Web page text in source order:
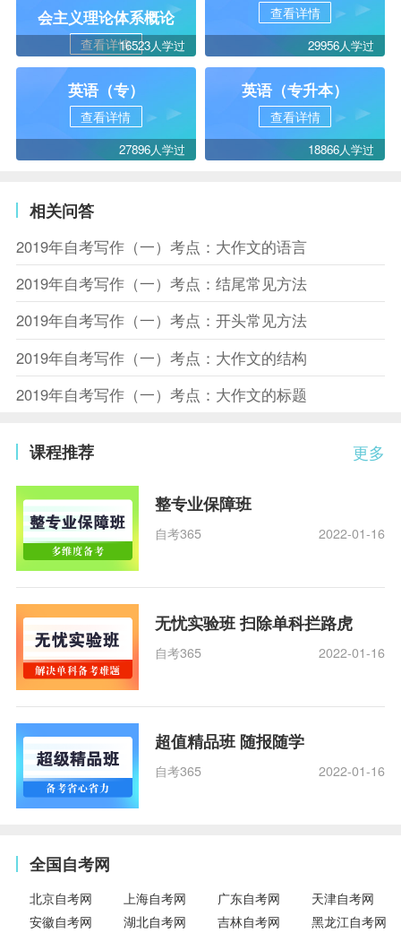
会主义理论体系概论
查看详情16523人学过
查看详情
29956人学过
英语（专）
查看详情
27896人学过
英语（专升本）
查看详情
18866人学过
相关问答
2019年自考写作（一）考点：大作文的语言
2019年自考写作（一）考点：结尾常见方法
2019年自考写作（一）考点：开头常见方法
2019年自考写作（一）考点：大作文的结构
2019年自考写作（一）考点：大作文的标题
更多
课程推荐
整专业保障班
自考365 2022-01-16
无忧实验班 扫除单科拦路虎
自考365 2022-01-16
超值精品班 随报随学
自考365 2022-01-16
全国自考网
北京自考网 上海自考网 广东自考网
天津自考网
安徽自考网
湖北自考网 吉林自考网 黑龙江自考网